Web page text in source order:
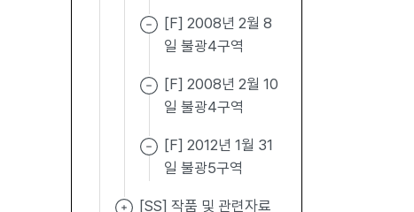
[F] 2008년 2월 8
일 불광4구역
[F] 2008년 2월 10
일 불광4구역
[F] 2012년 1월 31
일 불광5구역
[SS] 작품 및 관련자료